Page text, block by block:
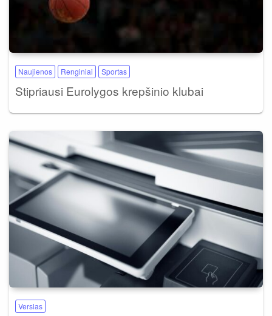
Naujienos Renginiai Sportas
Stipriausi Eurolygos krepšinio klubai
Verslas